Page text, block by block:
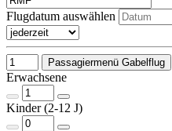
Flugdatum auswählen
Passagiermenü Gabelflug
Erwachsene
Kinder (2-12 J)